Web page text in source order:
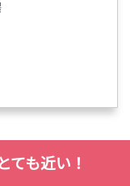
ても近い！